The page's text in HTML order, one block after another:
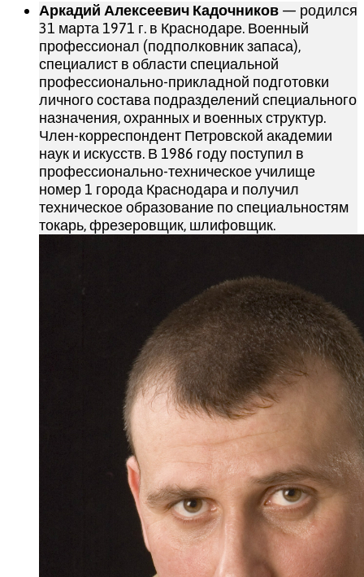
Аркадий Алексеевич Кадочников — родился
31 марта 1971 г. в Краснодаре. Военный
профессионал (подполковник запаса),
специалист в области специальной
профессионально-прикладной подготовки
личного состава подразделений специального
назначения, охранных и военных структур.
Член-корреспондент Петровской академии
наук и искусств. В 1986 году поступил в
профессионально-техническое училище
номер 1 города Краснодара и получил
техническое образование по специальностям
токарь, фрезеровщик, шлифовщик.